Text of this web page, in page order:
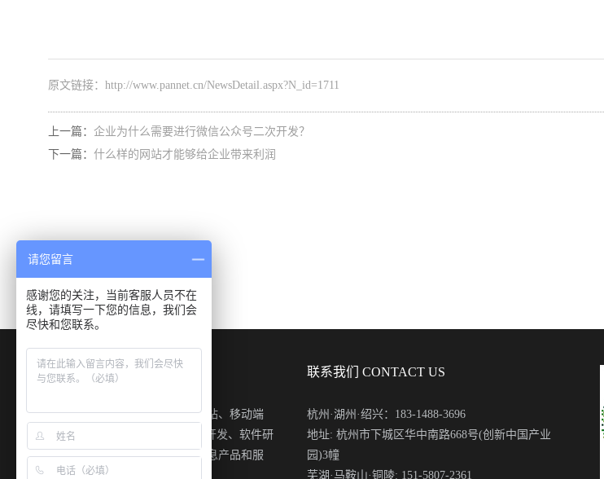
原文链接： http://www.pannet.cn/NewsDetail.aspx?N_id=1711
上一篇： 企业为什么需要进行微信公众号二次开发？
下一篇： 什么样的网站才能够给企业带来利润
关于我们 ABOUT US
盘网互联专注于开发中大型网站、移动端
APP应用、微信公众账号定制开发、软件研
发、电子商务的应用等多种信息产品和服
务
联系我们 CONTACT US
杭州·湖州·绍兴：183-1488-3696
地址: 杭州市下城区华中南路668号(创新中国产业
园)3幢
芜湖·马鞍山·铜陵: 151-5807-2361
请您留言
感谢您的关注，当前客服人员不在
线，请填写一下您的信息，我们会
尽快和您联系。